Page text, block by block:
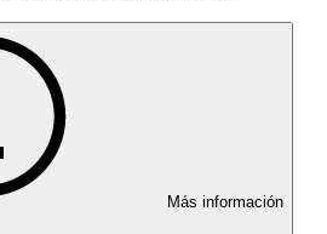
Más información